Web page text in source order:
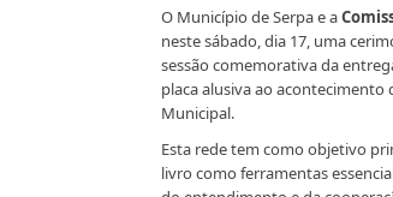
O Município de Serpa e a
neste sábado, dia 17, uma
sessão comemorativa da
placa alusiva ao
Municipal.
Esta rede tem como objetivo
livro como ferramentas